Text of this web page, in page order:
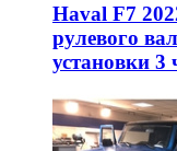
Haval F7
рулевого
установки 3